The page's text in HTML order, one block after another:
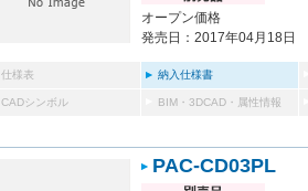
オープン価格
発売日：2017年04月18日
仕様表 納入仕様書
CADシンボル BIM・3DCAD・属性情報
PAC-CD03PL